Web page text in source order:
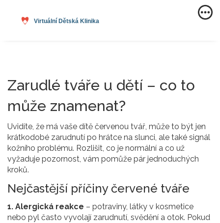
Zarudlé tváře u dětí – co to
může znamenat?
Uvidíte, že má vaše dítě červenou tvář, může to být jen
krátkodobé zarudnutí po hrátce na slunci, ale také signál
kožního problému. Rozlišit, co je normální a co už
vyžaduje pozornost, vám pomůže pár jednoduchých
kroků.
Nejčastější příčiny červené tváře
1. Alergická reakce – potraviny, látky v kosmetice
nebo pyl často vyvolají zarudnutí, svědění a otok. Pokud